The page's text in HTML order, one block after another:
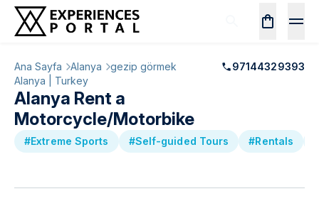
Ana Sayfa Alanya gezip görmek
97144329393
Alanya | Turkey
Alanya Rent a
Motorcycle/Motorbike
#Extreme Sports #Self-guided Tours #Rentals